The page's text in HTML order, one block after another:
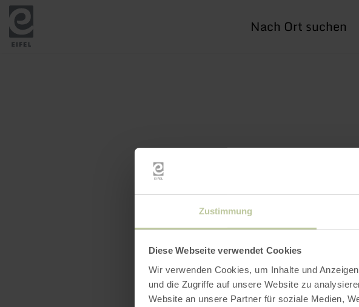
Zustimmung
Diese Webseite verwendet Cookies
Wir verwenden Cookies, um Inhalte und
und die Zugriffe auf unsere Website zu
Website an unsere Partner für soziale Medien,
suche